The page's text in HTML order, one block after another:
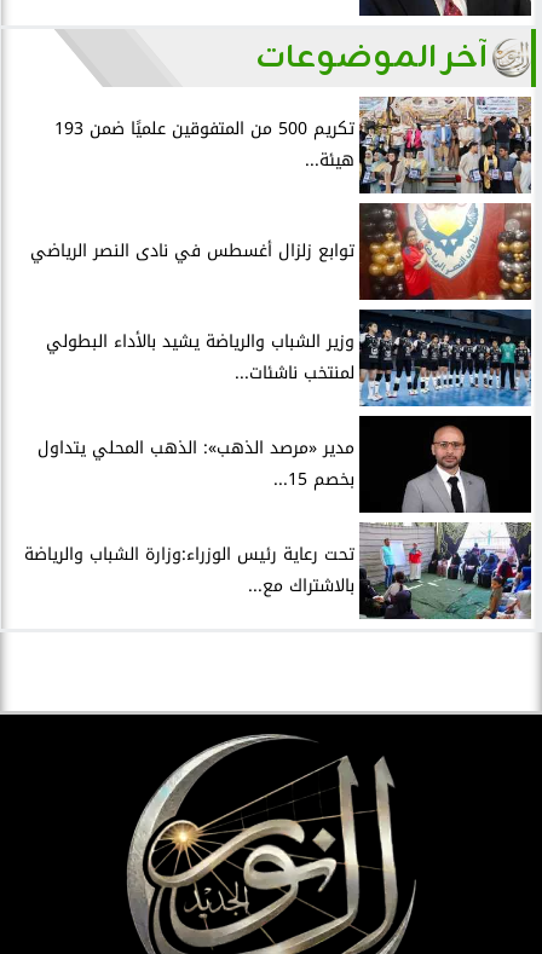
آخر الموضوعات
تكريم 500 من المتفوقين علميًا ضمن 193
هيئة...
توابع زلزال أغسطس في نادى النصر الرياضي
وزير الشباب والرياضة يشيد بالأداء البطولي
لمنتخب ناشئات...
مدير «مرصد الذهب»: الذهب المحلي يتداول
بخصم 15...
تحت رعاية رئيس الوزراء:وزارة الشباب والرياضة
بالاشتراك مع...